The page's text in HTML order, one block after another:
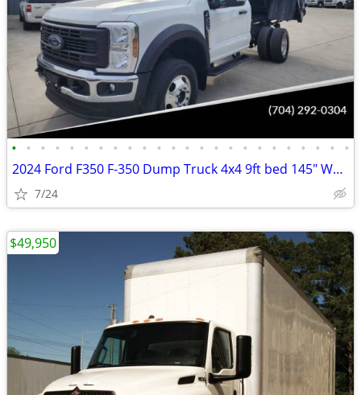
• • • • • • • • • • • • • • • • • • • • • • • •
2024 Ford F350 F-350 Dump Truck 4x4 9ft bed 145" WB 7.3 v8 Gas Motor
7/24
$49,950